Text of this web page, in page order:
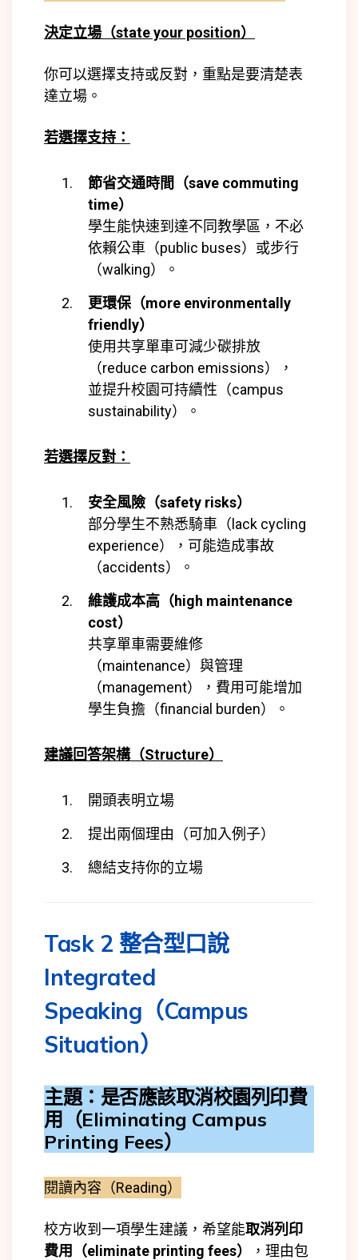
決定立場（state your position）
你可以選擇支持或反對，重點是要清楚表
達立場。
若選擇支持：
節省交通時間（save commuting
time）
學生能快速到達不同教學區，不必
依賴公車（public buses）或步行
（walking）。
更環保（more environmentally
friendly）
使用共享單車可減少碳排放
（reduce carbon emissions），
並提升校園可持續性（campus
sustainability）。
若選擇反對：
安全風險（safety risks）
部分學生不熟悉騎車（lack cycling
experience），可能造成事故
（accidents）。
維護成本高（high maintenance
cost）
共享單車需要維修
（maintenance）與管理
（management），費用可能增加
學生負擔（financial burden）。
建議回答架構（Structure）
開頭表明立場
提出兩個理由（可加入例子）
總結支持你的立場
Task 2 整合型口說
Integrated
Speaking（Campus
Situation）
主題：是否應該取消校園列印費
用（Eliminating Campus
Printing Fees）
閱讀內容（Reading）
校方收到一項學生建議，希望能取消列印
費用（eliminate printing fees）
，理由包